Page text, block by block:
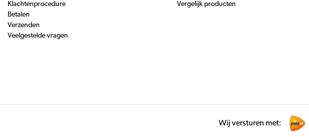
Klachtenprocedure
Betalen
Verzenden
Veelgestelde vragen
Vergelijk producten
Wij versturen met: